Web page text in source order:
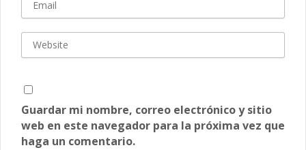
Guardar mi nombre, correo electrónico y sitio
web en este navegador para la próxima vez que
haga un comentario.